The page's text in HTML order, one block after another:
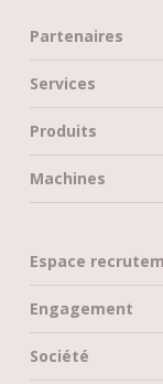
Partenaires
Services
Produits
Machines
Espace
Engagement
Société